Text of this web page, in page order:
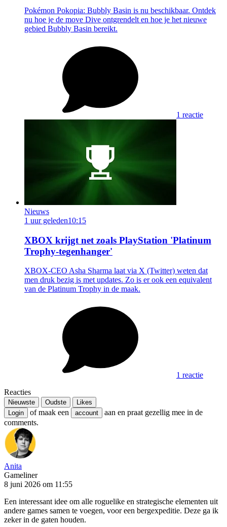
Pokémon Pokopia: Bubbly Basin is nu beschikbaar. Ontdek
nu hoe je de move Dive ontgrendelt en hoe je het nieuwe
gebied Bubbly Basin bereikt.
1 reactie
Nieuws
1 uur geleden10:15
XBOX krijgt net zoals PlayStation 'Platinum
Trophy-tegenhanger'
XBOX-CEO Asha Sharma laat via X (Twitter) weten dat
men druk bezig is met updates. Zo is er ook een equivalent
van de Platinum Trophy in de maak.
1 reactie
Reacties
Nieuwste Oudste
Likes
Login
of maak een account
aan en praat gezellig mee in de
comments.
Anita
Gameliner
8 juni 2026 om 11:55
Een interessant idee om alle roguelike en strategische elementen uit
andere games samen te voegen, voor een bergexpeditie. Deze ga ik
zeker in de gaten houden.